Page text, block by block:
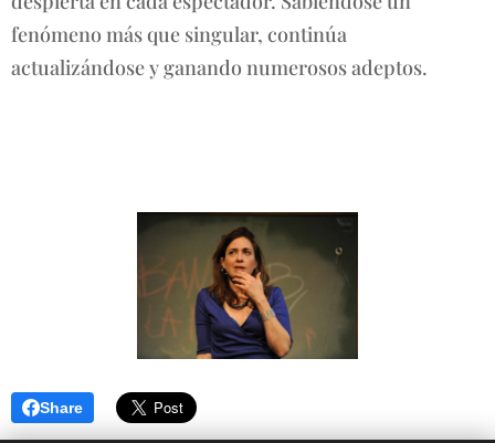
fenómeno más que singular, continúa
actualizándose y ganando numerosos adeptos.
Share